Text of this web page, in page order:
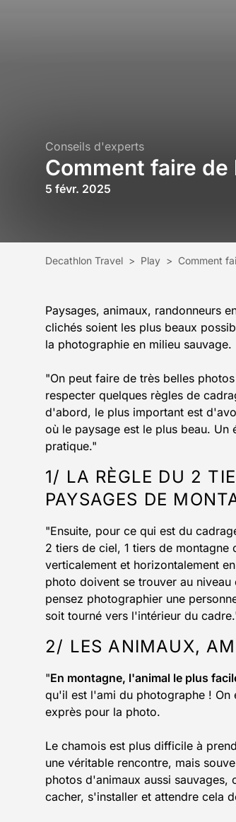
Conseils d'experts
Comment faire
5 févr. 2025
Decathlon Travel > Play > Comment
Paysages, animaux, randonneurs
clichés soient les plus beaux
la photographie en milieu sauvage.
"On peut faire de très belles
respecter quelques règles de
d'abord, le plus important est
où le paysage est le plus beau.
pratique."
1/ LA RÈGLE DU 2
PAYSAGES DE
"Ensuite, pour ce qui est du
2 tiers de ciel, 1 tiers de
verticalement et horizontalement
photo doivent se trouver au
pensez photographier une
soit tourné vers l'intérieur du
2/ LES ANIMAUX,
"En montagne, l'animal le plus
qu'il est l'ami du photographe !
exprès pour la photo.
Le chamois est plus difficile à
une véritable rencontre, mais
photos d'animaux aussi
cacher, s'installer et attendre cela